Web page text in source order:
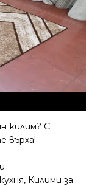
килим? С
върха!
, Килими за